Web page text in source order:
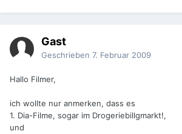
Gast
Geschrieben 7. Februar 2009
Hallo Filmer,
ich wollte nur anmerken, dass es
1. Dia-Filme, sogar im Drogeriebillgmarkt!,
und